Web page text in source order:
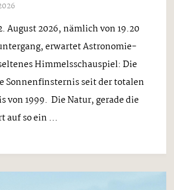
August 2026, nämlich von 19.20
erwartet Astronomie-
Himmelsschauspiel: Die
Sonnenfinsternis seit der totalen
von 1999. Die Natur, gerade die
auf so ein ...